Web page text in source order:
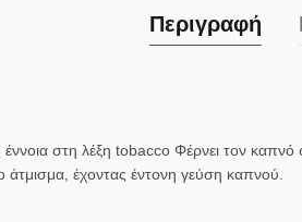
Περιγραφή
στη λέξη tobacco Φέρνει τον
έχοντας έντονη γεύση καπνού.